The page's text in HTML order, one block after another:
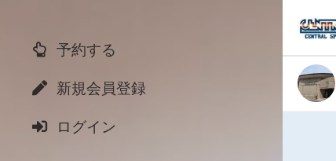
予約する
新規会員登録
ログイン